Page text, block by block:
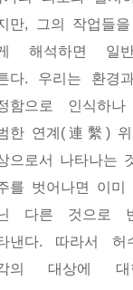
만, 그의 작업들
해석하면 일
다. 우리는 환경
함으로 인식하
한 연계(連繫) 위
으로서 나타나는
를 벗어나면 이미
다른 것으로
낸다. 따라서 허
의 대상에 대